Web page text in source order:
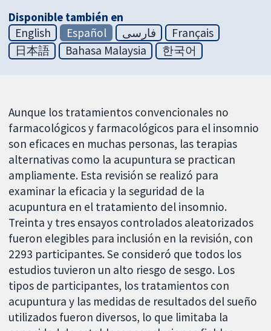
Disponible también en
English
Español فارسی
Français
日本語
Bahasa Malaysia 한국어
Aunque los tratamientos convencionales no
farmacológicos y farmacológicos para el insomnio
son eficaces en muchas personas, las terapias
alternativas como la acupuntura se practican
ampliamente. Esta revisión se realizó para
examinar la eficacia y la seguridad de la
acupuntura en el tratamiento del insomnio.
Treinta y tres ensayos controlados aleatorizados
fueron elegibles para inclusión en la revisión, con
2293 participantes. Se consideró que todos los
estudios tuvieron un alto riesgo de sesgo. Los
tipos de participantes, los tratamientos con
acupuntura y las medidas de resultados del sueño
utilizados fueron diversos, lo que limitaba la